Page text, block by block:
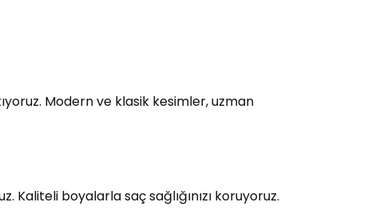
Modern ve klasik kesimler, uzman
boyalarla saç sağlığınızı koruyoruz.